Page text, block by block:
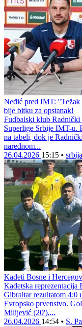
Neđić pred IMT: "Težak
bije bitku za opstanak!
Fudbalski klub Radnički
Superlige Srbije IMT-u.
na tabeli, dok je
narednom...
26.04.2026 15:15 •
Kadeti Bosne i
Kadetska reprezentacija
Gibraltar rezultatom 4:0
Evropsko prvenstvo.
Milijević (20'),...
26.04.2026 14:54 • S.